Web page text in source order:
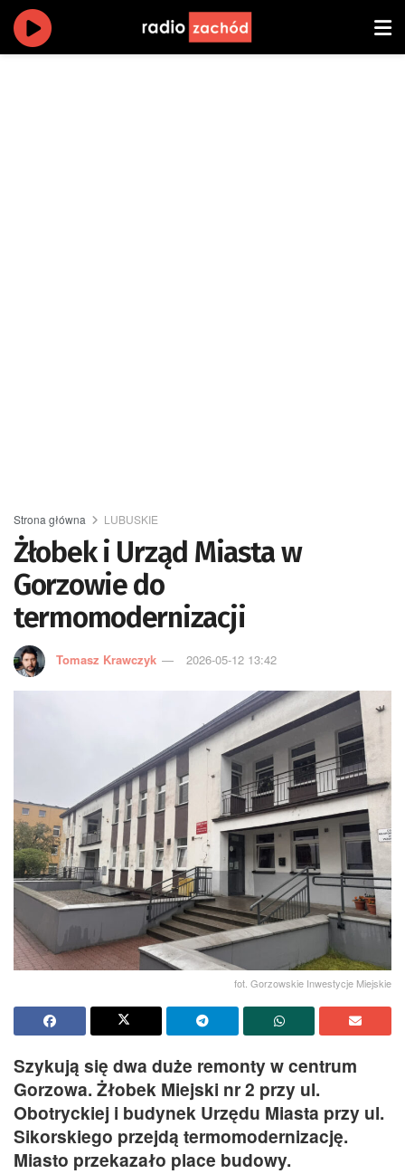
Strona główna LUBUSKIE
Żłobek i Urząd Miasta w
Gorzowie do
termomodernizacji
Tomasz Krawczyk 2026-05-12 13:42
fot. Gorzowskie Inwestycje Miejskie
Szykują się dwa duże remonty w centrum
Gorzowa. Żłobek Miejski nr 2 przy ul.
Obotryckiej i budynek Urzędu Miasta przy ul.
Sikorskiego przejdą termomodernizację.
Miasto przekazało place budowy.